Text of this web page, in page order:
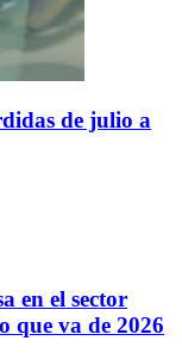
de julio a
en el sector
que va de 2026